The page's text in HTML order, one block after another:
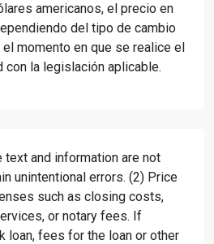
americanos, el precio en
del tipo de cambio
momento en que se realice el
con la legislación aplicable.
text and information are not
unintentional errors. (2) Price
such as closing costs,
or notary fees. If
loan, fees for the loan or other